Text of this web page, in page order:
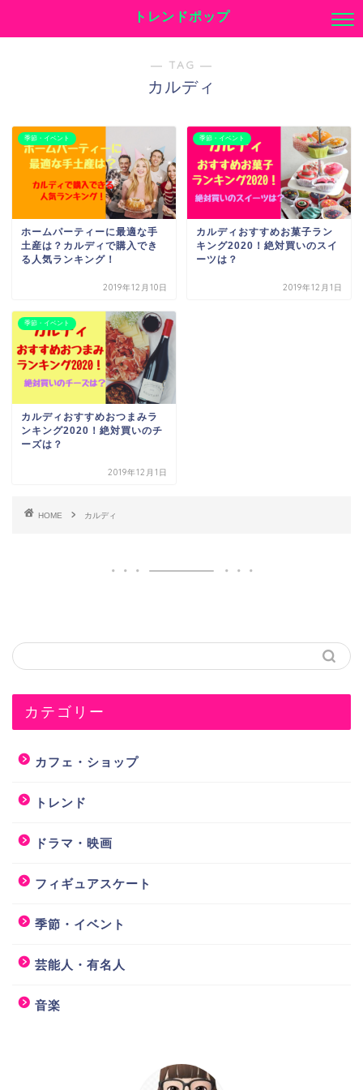
トレンドポップ
― TAG ―
カルディ
季節・イベント
ホームパーティーに最適な手
土産は？カルディで購入でき
る人気ランキング！
2019年12月10日
季節・イベント
カルディおすすめお菓子ラン
キング2020！絶対買いのスイ
ーツは？
2019年12月1日
季節・イベント
カルディおすすめおつまみラ
ンキング2020！絶対買いのチ
ーズは？
2019年12月1日
HOME カルディ
カテゴリー
カフェ・ショップ
トレンド
ドラマ・映画
フィギュアスケート
季節・イベント
芸能人・有名人
音楽